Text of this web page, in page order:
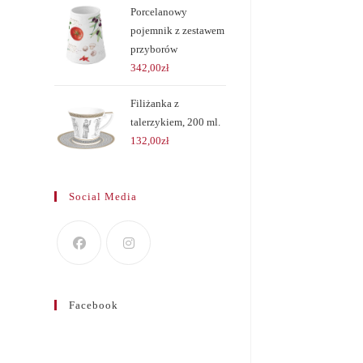
Porcelanowy
pojemnik z zestawem
przyborów
342,00zł
Filiżanka z
talerzykiem, 200 ml.
132,00zł
Social Media
Facebook